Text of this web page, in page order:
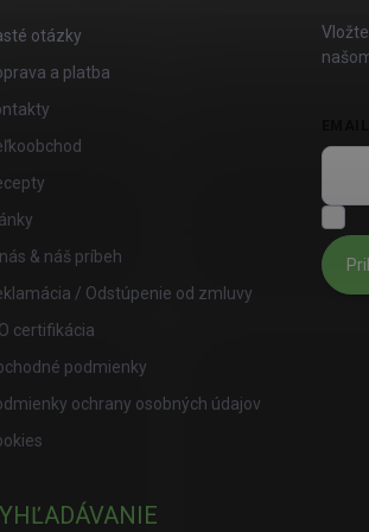
otázky
a platba
& náš príbeh
/ Odstúpenie od zmluvy
certifikácia
podmienky
ochrany osobných údajov